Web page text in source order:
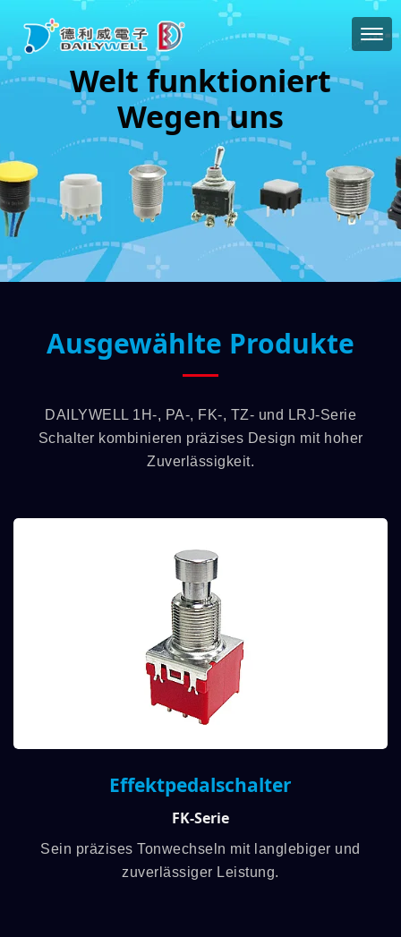
Welt funktioniert
Wegen uns
Ausgewählte Produkte
DAILYWELL 1H-, PA-, FK-, TZ- und LRJ-Serie
Schalter kombinieren präzises Design mit hoher
Zuverlässigkeit.
Effektpedalschalter
FK-Serie
Sein präzises Tonwechseln mit langlebiger und
zuverlässiger Leistung.